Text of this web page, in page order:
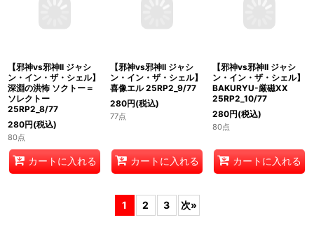
【邪神vs邪神II ジャシ
ン・イン・ザ・シェル】
深淵の洪怖 ソクトー＝
ソレクトー
25RP2_8/77
喜像エル 25RP2_9/77
280
【邪神vs邪神II ジャシ
BAKURYU-厳磁XX
25RP2_10/77